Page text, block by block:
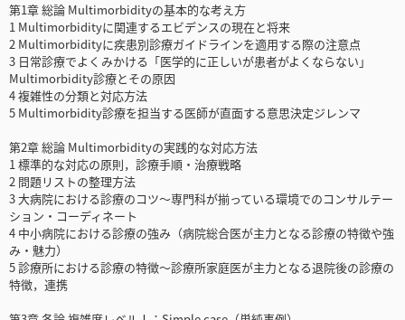
第1章 総論 Multimorbidityの基本的な考え方
1 Multimorbidityに関連するエビデンスの現在と将来
2 Multimorbidityに疾患別診療ガイドラインを適用する際の注意点
3 日常診療でよくみかける「医学的に正しいが患者がよくならない」
Multimorbidity診療とその原因
4 複雑性の分類と対応方法
5 Multimorbidity診療を担当する医師が直面する意思決定ジレンマ
第2章 総論 Multimorbidityの実践的な対応方法
1 標準的な対応の原則，診療手順・治療戦略
2 問題リストの整理方法
3 大病院における診療のコツ～専門科が揃っている環境でのコンサルテー
ション・コーディネート
4 中小病院における診療の強み（病院総合医が主力となる診療の特徴や強
み・魅力）
5 診療所における診療の特徴～診療所家庭医が主力となる退院後の診療の
特徴，連携